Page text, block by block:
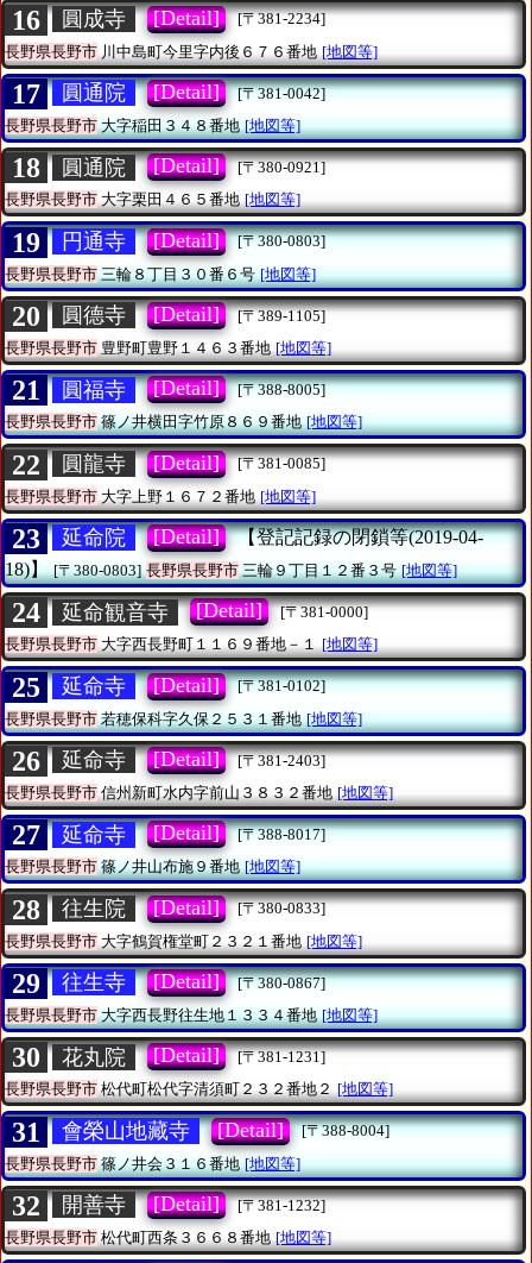
16 圓成寺 [Detail]
[〒381-2234]
長野県長野市 川中島町今里字内後６７６番地 [地図等]
17 圓通院 [Detail]
[〒381-0042]
長野県長野市大字稲田３４８番地 [地図等]
18 圓通院 [Detail]
[〒380-0921]
長野県長野市大字栗田４６５番地 [地図等]
19 円通寺 [Detail]
[〒380-0803]
長野県長野市三輪８丁目３０番６号 [地図等]
20 圓德寺 [Detail]
[〒389-1105]
長野県長野市 豊野町豊野１４６３番地 [地図等]
21 圓福寺 [Detail]
[〒388-8005]
長野県長野市篠ノ井横田字竹原８６９番地 [地図等]
22 圓龍寺 [Detail]
[〒381-0085]
長野県長野市 大字上野１６７２番地 [地図等]
23 延命院 [Detail]
【登記記録の閉鎖等(2019-04-
18)】 [〒380-0803] 長野県長野市三輪９丁目１２番３号 [地図等]
24 延命観音寺 [Detail]
[〒381-0000]
長野県長野市大字西長野町１１６９番地－１ [地図等]
25 延命寺 [Detail]
[〒381-0102]
長野県長野市若穂保科字久保２５３１番地 [地図等]
26 延命寺 [Detail]
[〒381-2403]
長野県長野市 信州新町水内字前山３８３２番地 [地図等]
27 延命寺 [Detail]
[〒388-8017]
長野県長野市篠ノ井山布施９番地 [地図等]
28 往生院 [Detail]
[〒380-0833]
長野県長野市 大字鶴賀権堂町２３２１番地 [地図等]
29 往生寺 [Detail]
[〒380-0867]
長野県長野市大字西長野往生地１３３４番地 [地図等]
30 花丸院 [Detail]
[〒381-1231]
長野県長野市松代町松代字清須町２３２番地２ [地図等]
31 會榮山地藏寺 [Detail]
[〒388-8004]
長野県長野市篠ノ井会３１６番地 [地図等]
32 開善寺 [Detail]
[〒381-1232]
長野県長野市 松代町西条３６６８番地 [地図等]